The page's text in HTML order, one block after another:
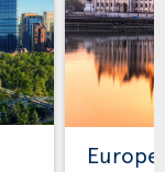
Europe